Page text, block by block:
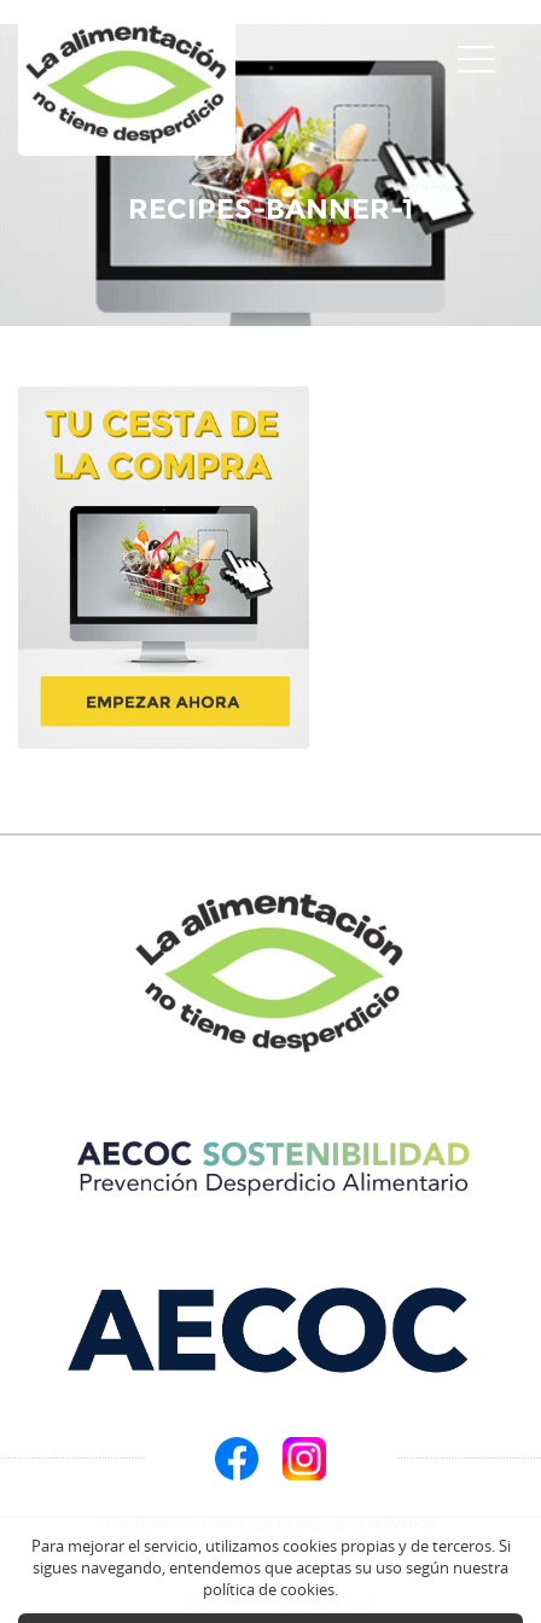
RECIPES-BANNER-1
Aviso Legal
Política de Privacidad
Para mejorar el servicio, utilizamos cookies propias y de terceros. Si
sigues navegando, entendemos que aceptas su uso según nuestra
política de cookies.